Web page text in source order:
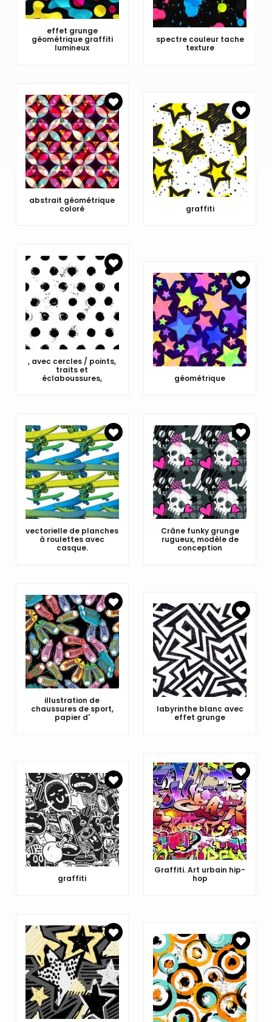
effet grunge
géométrique graffiti
lumineux
spectre couleur tache
texture
abstrait géométrique
coloré
graffiti
, avec cercles / points,
traits et
éclaboussures,
géométrique
vectorielle de planches
à roulettes avec
casque.
Crâne funky grunge
rugueux, modèle de
conception
illustration de
chaussures de sport,
papier d'
labyrinthe blanc avec
effet grunge
graffiti
Graffiti. Art urbain hip-
hop